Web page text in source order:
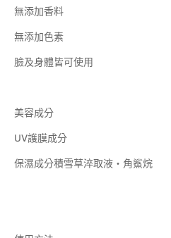
無添加香料
無添加色素
臉及身體皆可使用
美容成分
UV護膜成分
保濕成分積雪草淬取液‧角鯊烷